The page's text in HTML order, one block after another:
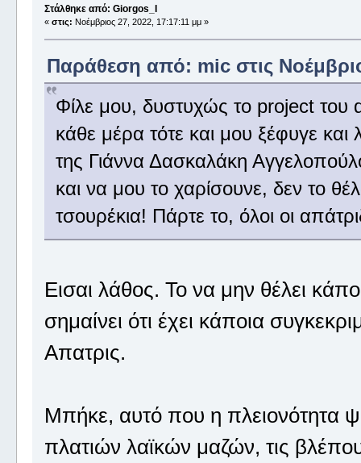
Στάλθηκε από: Giorgos_I
« στις: Νοέμβριος 27, 2022, 17:17:11 μμ »
Παράθεση από: mic στις
Φίλε μου, δυστυχώς το project του
κάθε μέρα τότε και μου ξέφυγε
της Γιάννα Δασκαλάκη
και να μου το χαρίσουνε, δεν το
τσουρέκια! Πάρτε το, όλοι οι
Εισαι λάθος. Το να μην θέλει
σημαίνει ότι έχει κάποια
Απατρις.
Μπήκε, αυτό που η πλειονότητα
πλατιών λαϊκών μαζών, τις